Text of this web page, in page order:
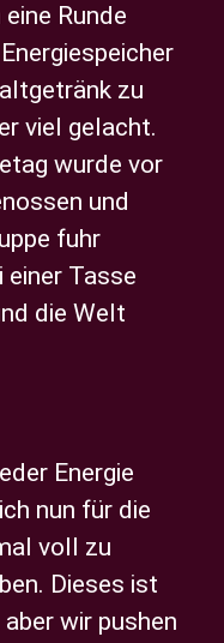
Runde
zu
viel gelacht.
wurde vor
und
fuhr
einer Tasse
die Welt
Energie
nun für die
voll zu
Dieses ist
wir pushen